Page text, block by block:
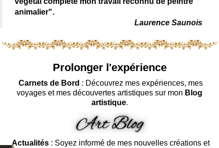
animalier".
Laurence Saunois
Prolonger l'expérience
Carnets de Bord : Découvrez mes expériences, mes
voyages et mes découvertes artistiques sur mon Blog
artistique.
Actualités : Soyez informé de mes nouvelles créations et